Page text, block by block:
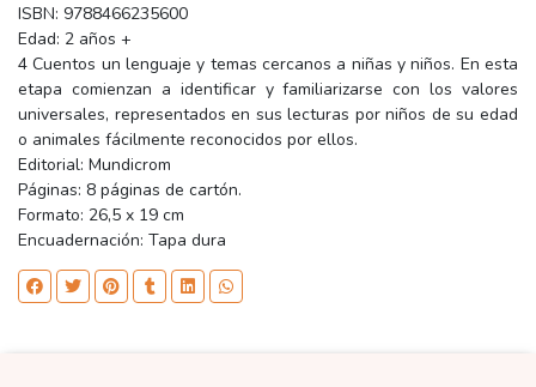
ISBN: 9788466235600
Edad: 2 años +
4 Cuentos un lenguaje y temas cercanos a niñas y niños. En esta
etapa comienzan a identificar y familiarizarse con los valores
universales, representados en sus lecturas por niños de su edad
o animales fácilmente reconocidos por ellos.
Editorial: Mundicrom
Páginas: 8 páginas de cartón.
Formato: 26,5 x 19 cm
Encuadernación: Tapa dura